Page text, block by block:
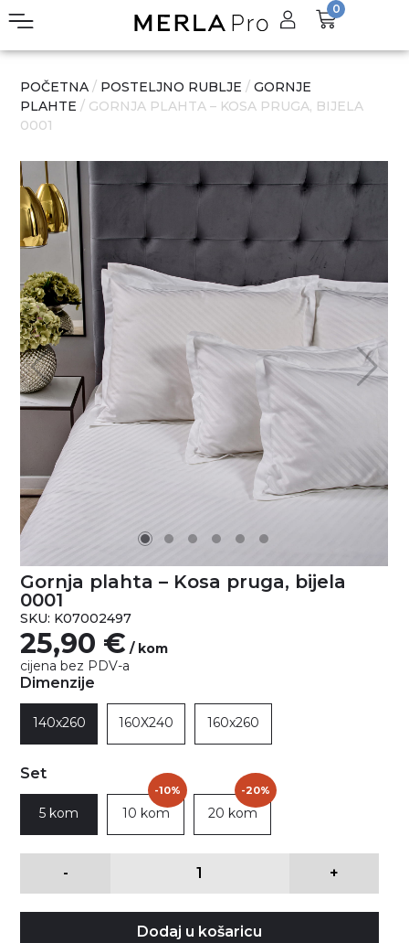
0
POČETNA / POSTELJNO RUBLJE /GORNJE
PLAHTE / GORNJA PLAHTA – KOSA PRUGA, BIJELA
0001
Gornja plahta – Kosa pruga, bijela
0001
SKU: K07002497
25,90 € / kom
cijena bez PDV-a
Dimenzije
140x260 160X240 160x260
Set
5 kom 10 kom
-10%
20 kom
-20%
- +
Dodaj u košaricu